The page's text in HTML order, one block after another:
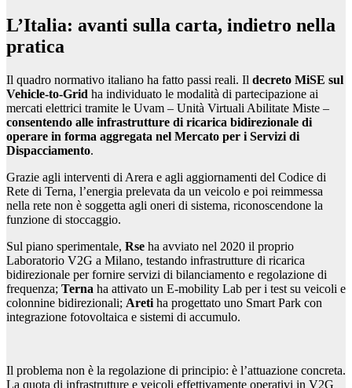
L’Italia: avanti sulla carta, indietro nella
pratica
Il quadro normativo italiano ha fatto passi reali. Il decreto MiSE sul
Vehicle-to-Grid ha individuato le modalità di partecipazione ai
mercati elettrici tramite le Uvam – Unità Virtuali Abilitate Miste –
consentendo alle infrastrutture di ricarica bidirezionale di
operare in forma aggregata nel Mercato per i Servizi di
Dispacciamento.
Grazie agli interventi di Arera e agli aggiornamenti del Codice di
Rete di Terna, l’energia prelevata da un veicolo e poi reimmessa
nella rete non è soggetta agli oneri di sistema, riconoscendone la
funzione di stoccaggio.
Sul piano sperimentale, Rse ha avviato nel 2020 il proprio
Laboratorio V2G a Milano, testando infrastrutture di ricarica
bidirezionale per fornire servizi di bilanciamento e regolazione di
frequenza; Terna ha attivato un E-mobility Lab per i test su veicoli e
colonnine bidirezionali; Areti ha progettato uno Smart Park con
integrazione fotovoltaica e sistemi di accumulo.
Il problema non è la regolazione di principio: è l’attuazione concreta.
La quota di infrastrutture e veicoli effettivamente operativi in V2G